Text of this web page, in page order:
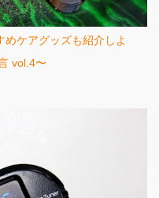
ケアグッズも紹介しよ
vol.4〜